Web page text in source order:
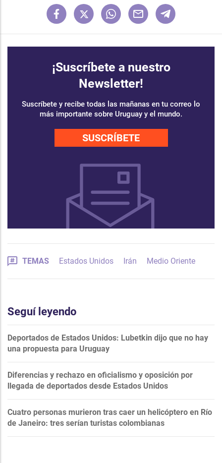
¡Suscríbete a nuestro
Newsletter!
Suscríbete y recibe todas las mañanas en tu correo lo
más importante sobre Uruguay y el mundo.
SUSCRÍBETE
TEMAS Estados Unidos Irán Medio Oriente
Seguí leyendo
Deportados de Estados Unidos: Lubetkin dijo que no hay
una propuesta para Uruguay
Diferencias y rechazo en oficialismo y oposición por
llegada de deportados desde Estados Unidos
Cuatro personas murieron tras caer un helicóptero en Río
de Janeiro: tres serían turistas colombianas